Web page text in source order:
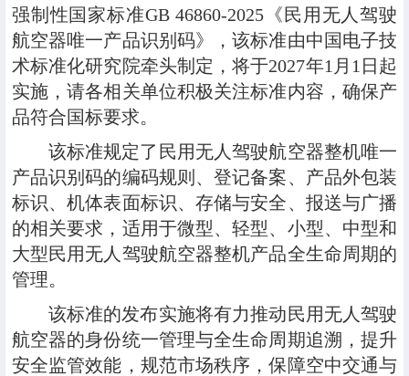
强制性国家标准GB 46860-2025《民用无人驾驶
航空器唯一产品识别码》，该标准由中国电子技
术标准化研究院牵头制定，将于2027年1月1日起
实施，请各相关单位积极关注标准内容，确保产
品符合国标要求。
该标准规定了民用无人驾驶航空器整机唯一
产品识别码的编码规则、登记备案、产品外包装
标识、机体表面标识、存储与安全、报送与广播
的相关要求，适用于微型、轻型、小型、中型和
大型民用无人驾驶航空器整机产品全生命周期的
管理。
该标准的发布实施将有力推动民用无人驾驶
航空器的身份统一管理与全生命周期追溯，提升
安全监管效能，规范市场秩序，保障空中交通与